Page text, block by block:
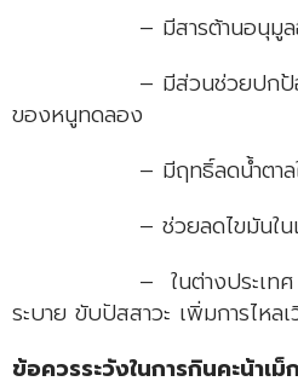
– มีสารต้านอนุมูลอิ
– มีส่วนช่วยปกป้องหล
ของหนูทดลอง
– มีฤทธิ์ลดน้ำตาลในเ
– ช่วยลดไขมันในเลือ
– ในต่างประเทศ ใช้ค
ระบาย ขับปัสสาวะ เพิ่มการไหล
ข้อควรระวังในการกินคะน้าเม็